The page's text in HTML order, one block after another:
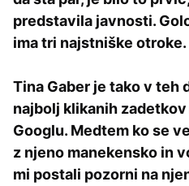
predstavila javnosti.
ima tri najstniške otroke.
Tina Gaber je tako v teh
najbolj klikanih
Googlu. Medtem ko se
z njeno manekensko in
mi postali pozorni na